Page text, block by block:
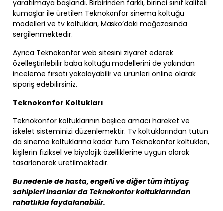
yaratılmaya başlandı. Birbirinden farklı, birinci sınıf kaliteli
kumaşlar ile üretilen Teknokonfor sinema koltuğu
modelleri ve tv koltukları, Masko’daki mağazasında
sergilenmektedir.
Ayrıca Teknokonfor web sitesini ziyaret ederek
özelleştirilebilir baba koltuğu modellerini de yakından
inceleme fırsatı yakalayabilir ve ürünleri online olarak
sipariş edebilirsiniz.
Teknokonfor Koltukları
Teknokonfor koltuklarının başlıca amacı hareket ve
iskelet sisteminizi düzenlemektir. Tv koltuklarından tutun
da sinema koltuklarına kadar tüm Teknokonfor koltukları,
kişilerin fiziksel ve biyolojik özelliklerine uygun olarak
tasarlanarak üretilmektedir.
Bu nedenle de hasta, engelli ve diğer tüm ihtiyaç
sahipleri insanlar da Teknokonfor koltuklarından
rahatlıkla faydalanabilir.